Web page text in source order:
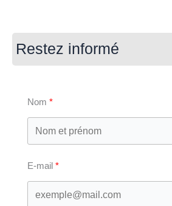
Restez informé
Nom
E-mail